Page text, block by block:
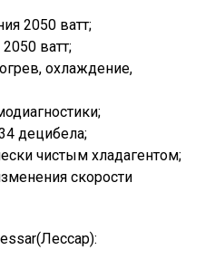
2050 ватт;
ватт;
охлаждение,
децибела;
чистым хладагентом;
скорости